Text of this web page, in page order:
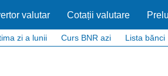
valutar Cotații valutare
zi a lunii Curs BNR azi Lista bănci